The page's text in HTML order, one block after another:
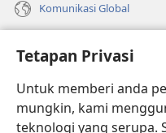
Tetapan Privasi
Untuk memberi anda
mungkin, kami
teknologi yang serupa.
Komunikasi Global
(membuka
tetingkap
baharu)PERPUSTAKAAN